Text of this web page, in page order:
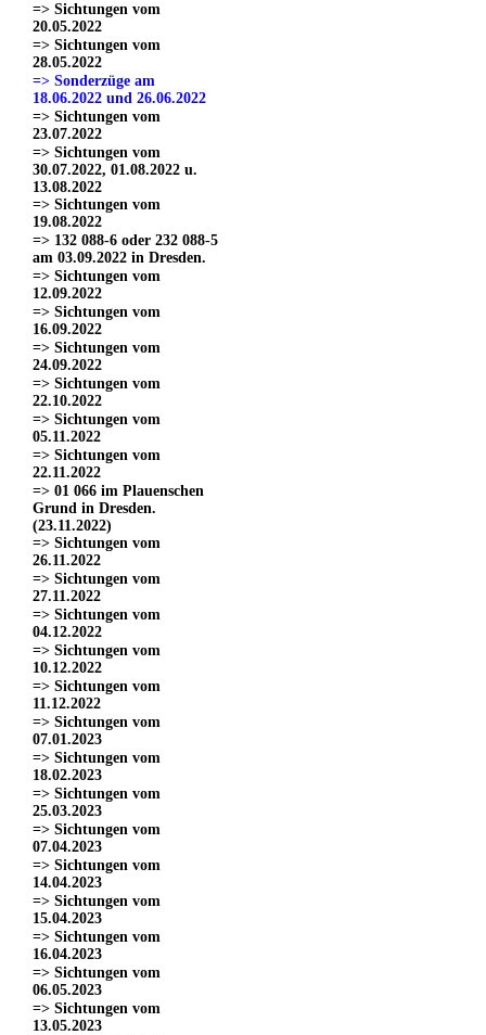
=> Sichtungen vom
20.05.2022
=> Sichtungen vom
28.05.2022
=> Sonderzüge am
18.06.2022 und 26.06.2022
=> Sichtungen vom
23.07.2022
=> Sichtungen vom
30.07.2022, 01.08.2022 u.
13.08.2022
=> Sichtungen vom
19.08.2022
=> 132 088-6 oder 232 088-5
am 03.09.2022 in Dresden.
=> Sichtungen vom
12.09.2022
=> Sichtungen vom
16.09.2022
=> Sichtungen vom
24.09.2022
=> Sichtungen vom
22.10.2022
=> Sichtungen vom
05.11.2022
=> Sichtungen vom
22.11.2022
=> 01 066 im Plauenschen
Grund in Dresden.
(23.11.2022)
=> Sichtungen vom
26.11.2022
=> Sichtungen vom
27.11.2022
=> Sichtungen vom
04.12.2022
=> Sichtungen vom
10.12.2022
=> Sichtungen vom
11.12.2022
=> Sichtungen vom
07.01.2023
=> Sichtungen vom
18.02.2023
=> Sichtungen vom
25.03.2023
=> Sichtungen vom
07.04.2023
=> Sichtungen vom
14.04.2023
=> Sichtungen vom
15.04.2023
=> Sichtungen vom
16.04.2023
=> Sichtungen vom
06.05.2023
=> Sichtungen vom
13.05.2023